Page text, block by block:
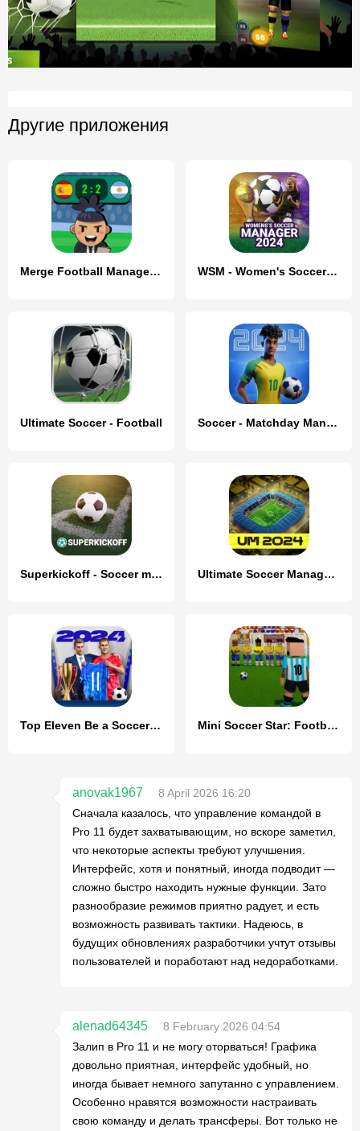
Другие приложения
Merge Football Manager: Soccer WSM - Women's Soccer Manager
Ultimate Soccer - Football Soccer - Matchday Manager 24
Superkickoff - Soccer manager Ultimate Soccer Manager 2024
Top Eleven Be a Soccer Manager Mini Soccer Star: Football Cup
anovak1967
8 April 2026 16:20
Сначала казалось, что управление командой в
Pro 11 будет захватывающим, но вскоре заметил,
что некоторые аспекты требуют улучшения.
Интерфейс, хотя и понятный, иногда подводит —
сложно быстро находить нужные функции. Зато
разнообразие режимов приятно радует, и есть
возможность развивать тактики. Надеюсь, в
будущих обновлениях разработчики учтут отзывы
пользователей и поработают над недоработками.
alenad64345
8 February 2026 04:54
Залип в Pro 11 и не могу оторваться! Графика
довольно приятная, интерфейс удобный, но
иногда бывает немного запутанно с управлением.
Особенно нравятся возможности настраивать
свою команду и делать трансферы. Вот только не